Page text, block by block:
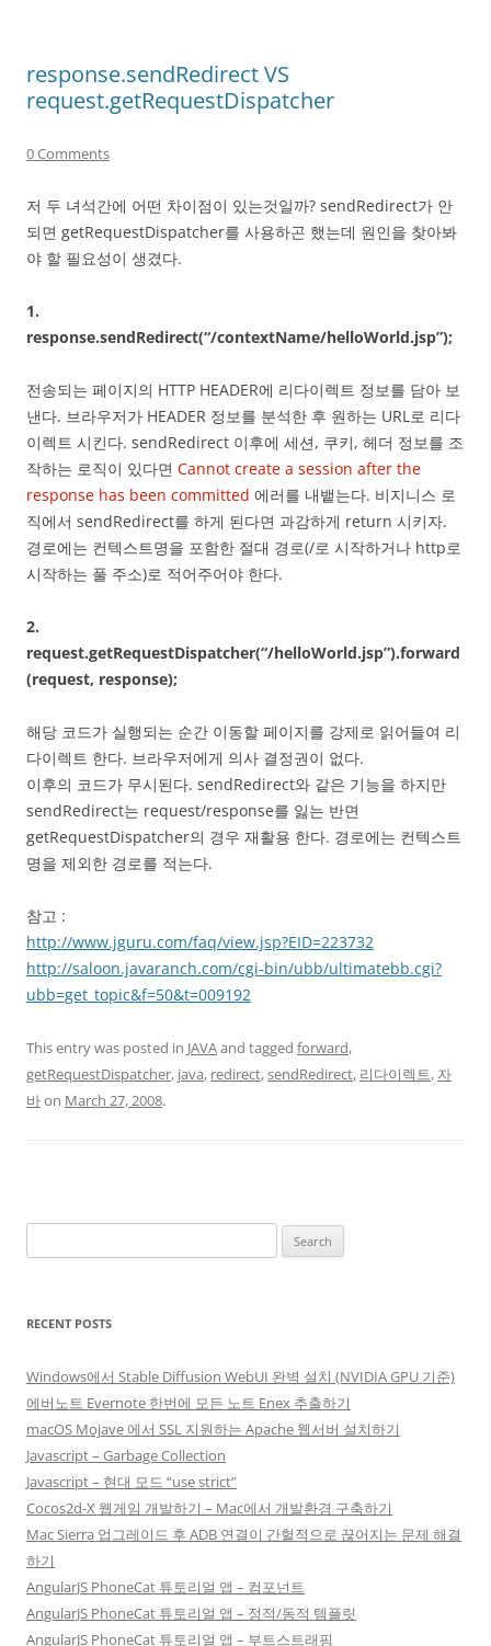
response.sendRedirect VS
request.getRequestDispatcher
0 Comments
저 두 녀석간에 어떤 차이점이 있는것일까? sendRedirect가 안
되면 getRequestDispatcher를 사용하곤 했는데 원인을 찾아봐
야 할 필요성이 생겼다.
1.
response.sendRedirect(“/contextName/helloWorld.jsp”);
전송되는 페이지의 HTTP HEADER에 리다이렉트 정보를 담아 보
낸다. 브라우저가 HEADER 정보를 분석한 후 원하는 URL로 리다
이렉트 시킨다. sendRedirect 이후에 세션, 쿠키, 헤더 정보를 조
작하는 로직이 있다면 Cannot create a session after the
response has been committed 에러를 내뱉는다. 비지니스 로
직에서 sendRedirect를 하게 된다면 과감하게 return 시키자.
경로에는 컨텍스트명을 포함한 절대 경로(/로 시작하거나 http로
시작하는 풀 주소)로 적어주어야 한다.
2.
request.getRequestDispatcher(“/helloWorld.jsp”).forward
(request, response);
해당 코드가 실행되는 순간 이동할 페이지를 강제로 읽어들여 리
다이렉트 한다. 브라우저에게 의사 결정권이 없다.
이후의 코드가 무시된다. sendRedirect와 같은 기능을 하지만
sendRedirect는 request/response를 잃는 반면
getRequestDispatcher의 경우 재활용 한다. 경로에는 컨텍스트
명을 제외한 경로를 적는다.
참고 :
http://www.jguru.com/faq/view.jsp?EID=223732
http://saloon.javaranch.com/cgi-bin/ubb/ultimatebb.cgi?
ubb=get_topic&f=50&t=009192
This entry was posted in JAVAand tagged forward,
getRequestDispatcher, java, redirect,sendRedirect, 리다이렉트, 자
바on March 27, 2008.
for:
RECENT POSTS
Windows에서 Stable Diffusion WebUI 완벽 설치 (NVIDIA GPU 기준)
에버노트 Evernote 한번에 모든 노트 Enex 추출하기
macOS Mojave 에서 SSL 지원하는 Apache 웹서버 설치하기
Javascript – Garbage Collection
Javascript – 현대 모드 “use strict”
Cocos2d-X 웹게임 개발하기 – Mac에서 개발환경 구축하기
Mac Sierra 업그레이드 후 ADB 연결이 간헐적으로 끊어지는 문제 해결
하기
AngularJS PhoneCat 튜토리얼 앱 – 컴포넌트
AngularJS PhoneCat 튜토리얼 앱 – 정적/동적 템플릿
AngularJS PhoneCat 튜토리얼 앱 – 부트스트래핑